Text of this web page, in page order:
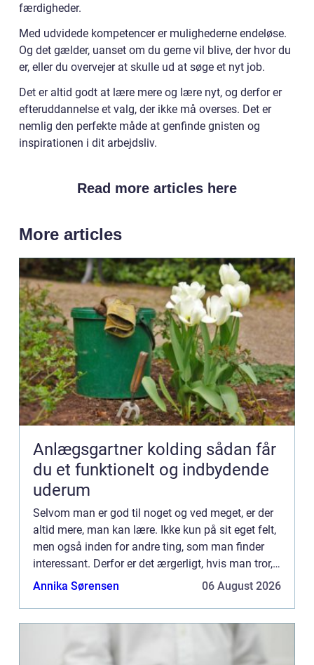
færdigheder.
Med udvidede kompetencer er mulighederne endeløse.
Og det gælder, uanset om du gerne vil blive, der hvor du
er, eller du overvejer at skulle ud at søge et nyt job.
Det er altid godt at lære mere og lære nyt, og derfor er
efteruddannelse et valg, der ikke må overses. Det er
nemlig den perfekte måde at genfinde gnisten og
inspirationen i dit arbejdsliv.
Read more articles here
More articles
Anlægsgartner kolding sådan får
du et funktionelt og indbydende
uderum
Selvom man er god til noget og ved meget, er der
altid mere, man kan lære. Ikke kun på sit eget felt,
men også inden for andre ting, som man finder
interessant. Derfor er det ærgerligt, hvis man tror,
at man er færdig, når man har afsluttet sin først...
Annika Sørensen 06 August 2026